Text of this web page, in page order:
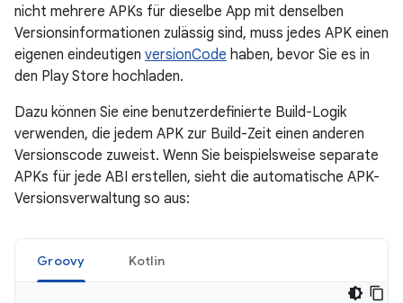
nicht mehrere APKs für dieselbe App mit denselben
Versionsinformationen zulässig sind, muss jedes APK einen
eigenen eindeutigen versionCode haben, bevor Sie es in
den Play Store hochladen.
Dazu können Sie eine benutzerdefinierte Build-Logik
verwenden, die jedem APK zur Build-Zeit einen anderen
Versionscode zuweist. Wenn Sie beispielsweise separate
APKs für jede ABI erstellen, sieht die automatische APK-
Versionsverwaltung so aus:
Groovy Kotlin